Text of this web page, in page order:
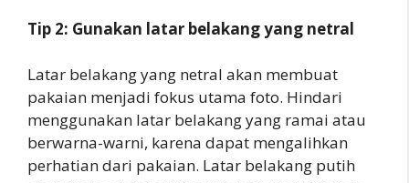
Tip 2: Gunakan latar belakang yang netral
Latar belakang yang netral akan membuat
pakaian menjadi fokus utama foto. Hindari
menggunakan latar belakang yang ramai atau
berwarna-warni, karena dapat mengalihkan
perhatian dari pakaian. Latar belakang putih